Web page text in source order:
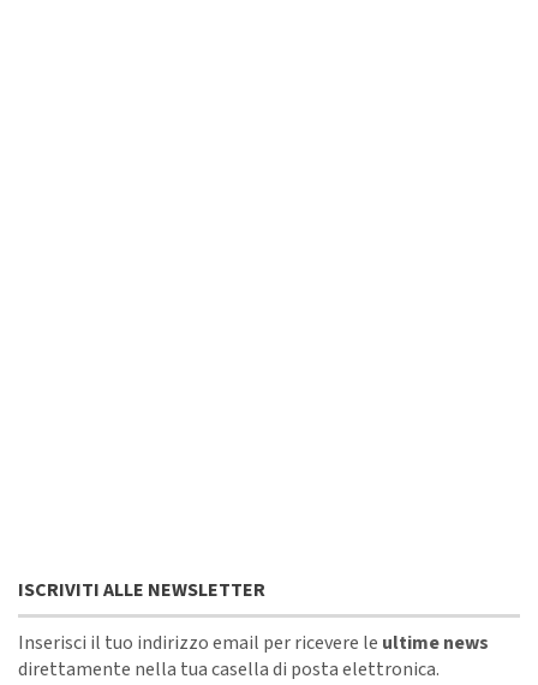
ISCRIVITI ALLE NEWSLETTER
Inserisci il tuo indirizzo email per ricevere le ultime news
direttamente nella tua casella di posta elettronica.